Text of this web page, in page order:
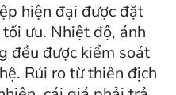
hiện đại được đặt
ưu. Nhiệt độ, ánh
đều được kiểm soát
Rủi ro từ thiên địch